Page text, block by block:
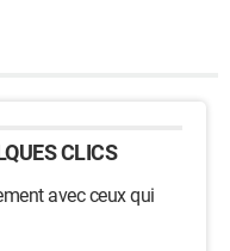
CLICS
avec ceux qui